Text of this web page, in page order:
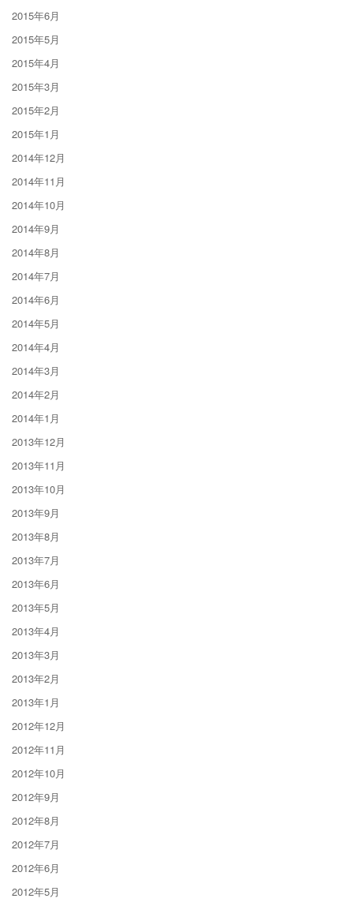
2015年6月
2015年5月
2015年4月
2015年3月
2015年2月
2015年1月
2014年12月
2014年11月
2014年10月
2014年9月
2014年8月
2014年7月
2014年6月
2014年5月
2014年4月
2014年3月
2014年2月
2014年1月
2013年12月
2013年11月
2013年10月
2013年9月
2013年8月
2013年7月
2013年6月
2013年5月
2013年4月
2013年3月
2013年2月
2013年1月
2012年12月
2012年11月
2012年10月
2012年9月
2012年8月
2012年7月
2012年6月
2012年5月